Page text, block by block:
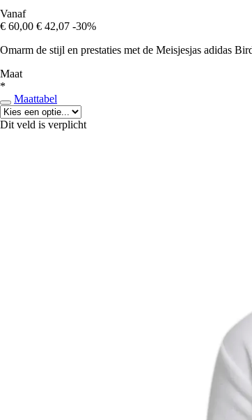
Vanaf
€ 60,00 € 42,07 -30%
Omarm de stijl en prestaties met de Meisjesjas adidas
Maat
*
Maattabel
Dit veld is verplicht